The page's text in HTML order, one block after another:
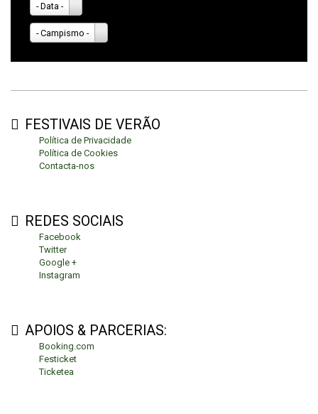
- Data -
- Campismo -
FESTIVAIS DE VERÃO
Política de Privacidade
Política de Cookies
Contacta-nos
REDES SOCIAIS
Facebook
Twitter
Google +
Instagram
APOIOS & PARCERIAS:
Booking.com
Festicket
Ticketea